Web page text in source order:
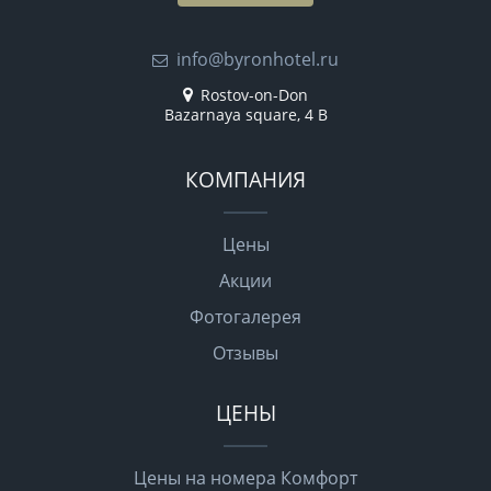
info@byronhotel.ru
Rostov-on-Don
Bazarnaya square, 4 B
КОМПАНИЯ
Цены
Акции
Фотогалерея
Отзывы
ЦЕНЫ
Цены на номера Комфорт